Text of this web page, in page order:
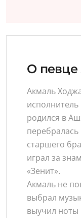
О
Акмаль
родился в
старшего
играл за
«Зенит».
Акмаль не
выбрал
выучил ноты